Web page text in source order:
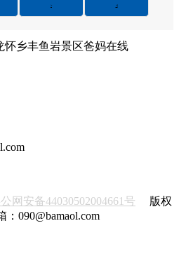
> >|
怀乡丰鱼岩景区爸妈在线
网安备44030502004661号 版权
090@bamaol.com